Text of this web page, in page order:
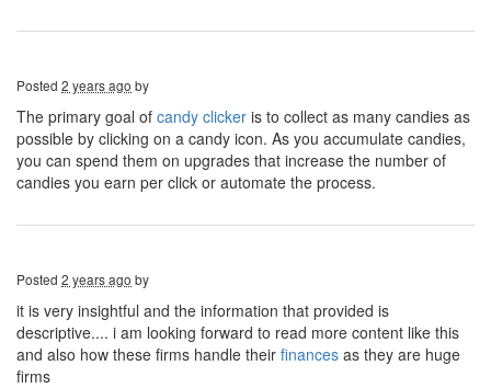
Posted 2 years ago by
The primary goal of candy clicker is to collect as many candies as
possible by clicking on a candy icon. As you accumulate candies,
you can spend them on upgrades that increase the number of
candies you earn per click or automate the process.
Posted 2 years ago by
it is very insightful and the information that provided is
descriptive.... i am looking forward to read more content like this
and also how these firms handle their finances as they are huge
firms